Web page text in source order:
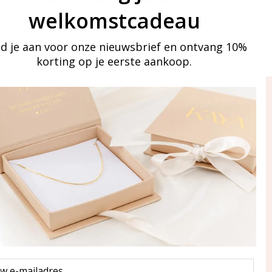
in touch
onze mailinglijst
WhatsApp Ma-Vr
17:00
000 31 87
welkomstcadeau
je aan voor onze nieuwsbrief en ontvang 10%
korting op je eerste aankoop.